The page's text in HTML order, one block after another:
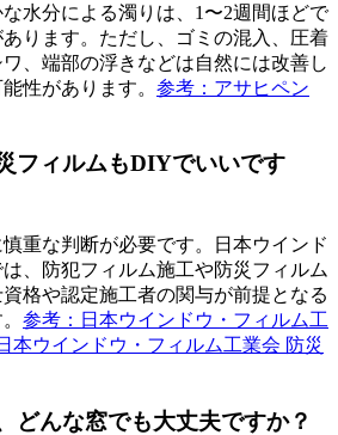
水分による濁りは、1〜2週間ほどで
ります。ただし、ゴミの混入、圧着
、端部の浮きなどは自然には改善し
性があります。 参考：アサヒペン
フィルムもDIYでいいです
重な判断が必要です。日本ウインド
、防犯フィルム施工や防災フィルム
格や認定施工者の関与が前提となる
参考：日本ウインドウ・フィルム工
本ウインドウ・フィルム工業会 防災
どんな窓でも大丈夫ですか？